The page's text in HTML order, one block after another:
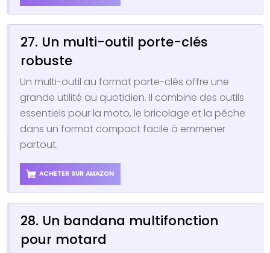
27. Un multi-outil porte-clés
robuste
Un multi-outil au format porte-clés offre une
grande utilité au quotidien. Il combine des outils
essentiels pour la moto, le bricolage et la pêche
dans un format compact facile à emmener
partout.
ACHETER SUR AMAZON
28. Un bandana multifonction
pour motard